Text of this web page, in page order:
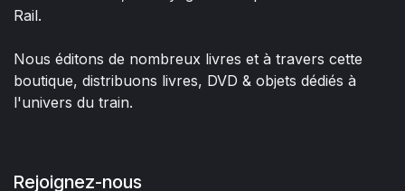
Rail.
Nous éditons de nombreux livres et à travers cette
boutique, distribuons livres, DVD & objets dédiés à
l'univers du train.
Rejoignez-nous